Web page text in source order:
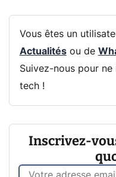
Vous êtes un
Actualitésou de
Suivez-nous pour
tech !
Inscrivez-